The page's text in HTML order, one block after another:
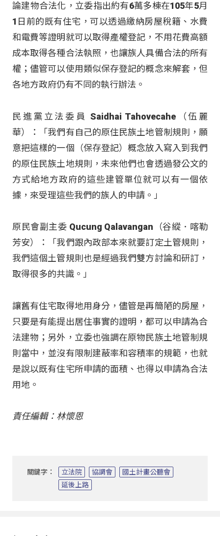
論建物合法化，立委指出約有6萬多棟在105年5月
1日前的既有住宅，可以透過繳納房屋稅籍、水費
和電費等證明就可以取得產權登記，不用花費高額
成本取得各種合法執照，也讓族人具備合法的所有
權；儘管可以使用類似保存登記的概念來解套，但
各地方政府仍有不同的執行辦法。
民進黨立法委員 Saidhai Tahovecahe（伍麗
華）：「我們有自己的原住民族土地管制規則，願
意把這樣的一個（保存登記）概念放入寫入到我們
的原住民族土地規則，未來他們也會透過發公文的
方式給地方政府的這些建管單位就可以有一個依
據，來受理這些我們的族人的申請。」
原民會副主委 Qucung Qalavangan（谷縱．喀勒
芳安）：「我們跟內政部本來就要訂定土管規則，
我們這個土管規則也是經過我們雙方討論和研訂，
取得很多的共識。」
讓舊有住宅取得地用身分，儘管是再簡陋的房屋，
只要是有能提出居住事實的證明，都可以申請為合
法建物；另外，立委也強調在原物民族土地管制規
則當中，並沒有限制建蔽率和容積率的規範，也就
是說以既有住宅所申請的面積、也得以申請為合法
用地。
責任編輯：林懷恩
關鍵字： 立法院 協調會
國土計畫公聽會
延後上路